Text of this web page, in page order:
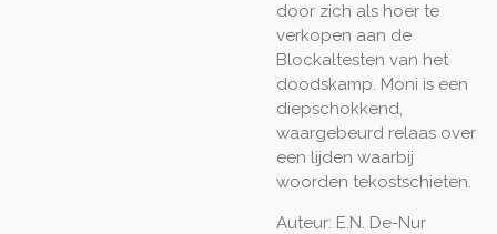
door zich als hoer te
verkopen aan de
Blockaltesten van het
doodskamp. Moni is een
diepschokkend,
waargebeurd relaas over
een lijden waarbij
woorden tekostschieten.
Auteur: E.N. De-Nur